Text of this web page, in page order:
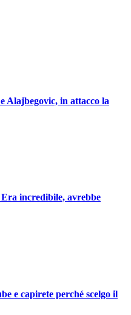
Alajbegovic, in attacco la
incredibile, avrebbe
e capirete perché scelgo il